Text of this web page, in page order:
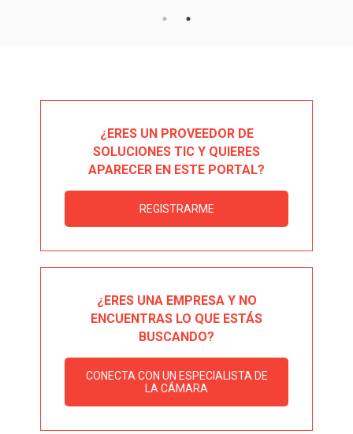
¿ERES UN PROVEEDOR DE
SOLUCIONES TIC Y QUIERES
APARECER EN ESTE PORTAL?
REGISTRARME
¿ERES UNA EMPRESA Y NO
ENCUENTRAS LO QUE ESTÁS
BUSCANDO?
CONECTA CON UN ESPECIALISTA DE
LA CÁMARA